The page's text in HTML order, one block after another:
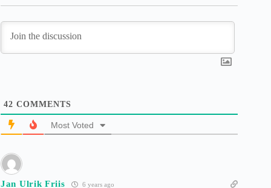
42 COMMENTS
Most Voted
Jan Ulrik Friis 6 years ago